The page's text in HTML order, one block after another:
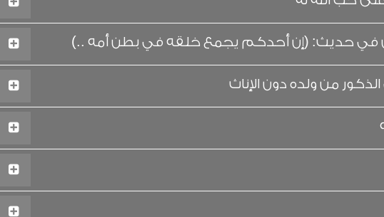
في حديث: (إن أحدكم يجمع خلقه في بطن أمه ..)
من ولده دون الإناث